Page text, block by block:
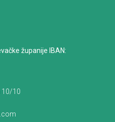
županije IBAN:
10/10